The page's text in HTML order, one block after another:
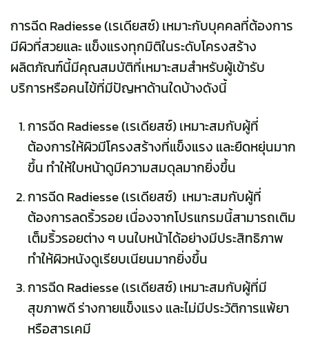
การฉีด Radiesse (เรเดียสซ์) เหมาะกับบุคคลที่ต้องการ
มีผิวที่สวยและ แข็งแรงทุกมิติในระดับโครงสร้าง
ผลิตภัณฑ์นี้มีคุณสมบัติที่เหมาะสมสำหรับผู้เข้ารับ
บริการหรือคนไข้ที่มีปัญหาด้านใดบ้างดังนี้
การฉีด Radiesse (เรเดียสซ์) เหมาะสมกับผู้ที่
ต้องการให้ผิวมีโครงสร้างที่แข็งแรง และยืดหยุ่นมาก
ขึ้น ทำให้ใบหน้าดูมีความสมดุลมากยิ่งขึ้น
การฉีด Radiesse (เรเดียสซ์) เหมาะสมกับผู้ที่
ต้องการลดริ้วรอย เนื่องจากโปรแกรมนี้สามารถเติม
เต็มริ้วรอยต่าง ๆ บนใบหน้าได้อย่างมีประสิทธิภาพ
ทำให้ผิวหนังดูเรียบเนียนมากยิ่งขึ้น
การฉีด Radiesse (เรเดียสซ์) เหมาะสมกับผู้ที่มี
สุขภาพดี ร่างกายแข็งแรง และไม่มีประวัติการแพ้ยา
หรือสารเคมี